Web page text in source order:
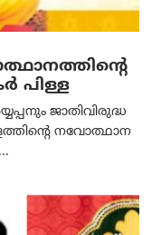
പിള്ള
ജാതിവിരുദ്ധ
നവോത്ഥാന